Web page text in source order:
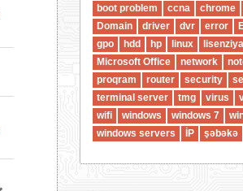
boot problem
ccna chrome
Domain
driver dvr error
gpo
hdd hp linux lisenziya
Microsoft Office
network
proqram
router security
terminal server
tmg virus
wifi
windows windows 7
windows servers
İP şəbəkə